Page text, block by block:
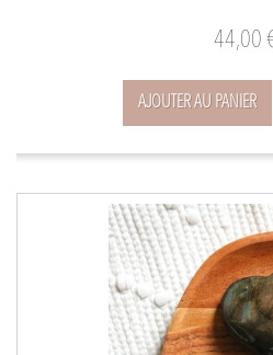
44,00
AJOUTER AU PANIER